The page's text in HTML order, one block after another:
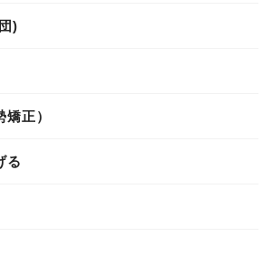
)
正）
る